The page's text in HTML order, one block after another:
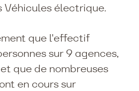
Véhicules électrique.
que l'effectif
sur 9 agences,
que de nombreuses
en cours sur